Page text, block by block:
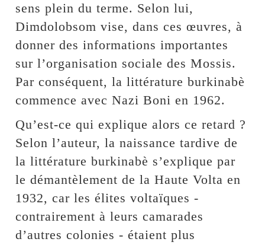
sens plein du terme. Selon lui,
Dimdolobsom vise, dans ces œuvres, à
donner des informations importantes
sur l’organisation sociale des Mossis.
Par conséquent, la littérature burkinabè
commence avec Nazi Boni en 1962.
Qu’est-ce qui explique alors ce retard ?
Selon l’auteur, la naissance tardive de
la littérature burkinabè s’explique par
le démantèlement de la Haute Volta en
1932, car les élites voltaïques -
contrairement à leurs camarades
d’autres colonies - étaient plus